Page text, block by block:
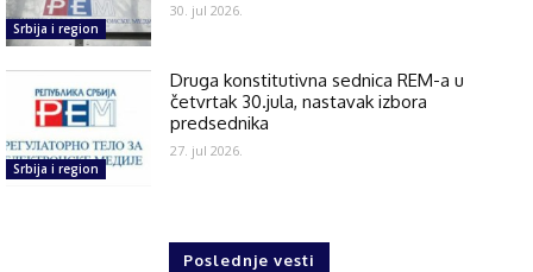
Srbija i region
30. jul 2026.
Srbija i region
Druga konstitutivna sednica REM-a u
četvrtak 30.jula, nastavak izbora
predsednika
27. jul 2026.
Poslednje vesti